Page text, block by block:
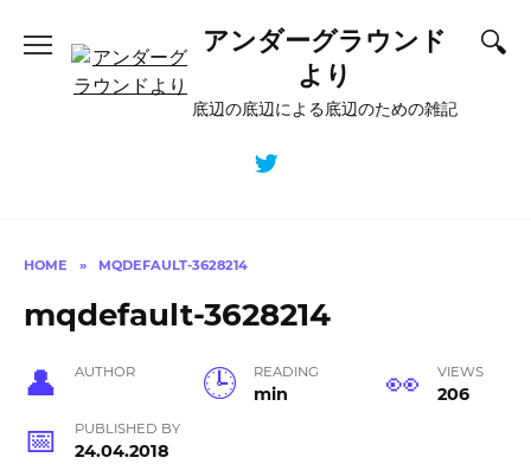
content
アンダーグラウンド
より
底辺の底辺による底辺のための雑記
HOME » MQDEFAULT-3628214
mqdefault-3628214
AUTHOR READING
min
VIEWS
206
PUBLISHED BY
24.04.2018